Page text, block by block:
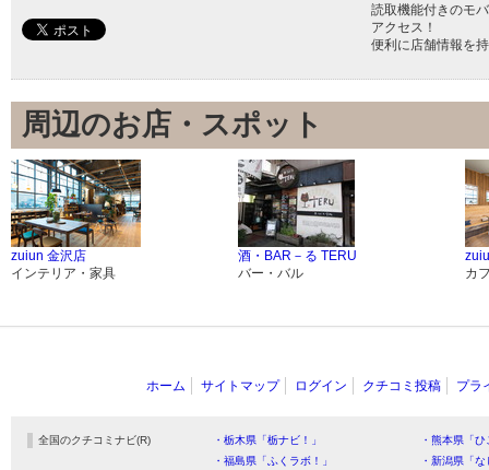
読取機能付きのモ
アクセス！
便利に店舗情報を
周辺のお店・スポット
zuiun 金沢店
インテリア・家具
酒・BAR－る TERU
バー・バル
カ
ホーム サイトマップ ログイン クチコミ投稿 プラ
全国のクチコミナビ(R) ・栃木県「栃ナビ！」
・熊本県「
・福島県「ふくラボ！」
・新潟県「